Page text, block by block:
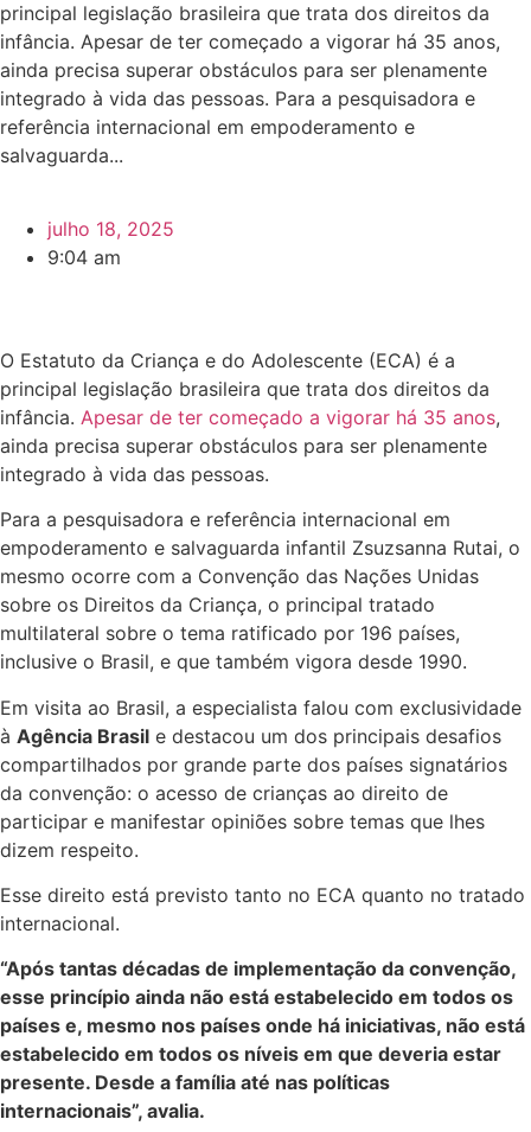
principal legislação brasileira que trata dos direitos da
infância. Apesar de ter começado a vigorar há 35 anos,
ainda precisa superar obstáculos para ser plenamente
integrado à vida das pessoas. Para a pesquisadora e
referência internacional em empoderamento e
salvaguarda...
julho 18, 2025
9:04 am
O Estatuto da Criança e do Adolescente (ECA) é a
principal legislação brasileira que trata dos direitos da
infância. Apesar de ter começado a vigorar há 35 anos,
ainda precisa superar obstáculos para ser plenamente
integrado à vida das pessoas.
Para a pesquisadora e referência internacional em
empoderamento e salvaguarda infantil Zsuzsanna Rutai, o
mesmo ocorre com a Convenção das Nações Unidas
sobre os Direitos da Criança, o principal tratado
multilateral sobre o tema ratificado por 196 países,
inclusive o Brasil, e que também vigora desde 1990.
Em visita ao Brasil, a especialista falou com exclusividade
à Agência Brasil e destacou um dos principais desafios
compartilhados por grande parte dos países signatários
da convenção: o acesso de crianças ao direito de
participar e manifestar opiniões sobre temas que lhes
dizem respeito.
Esse direito está previsto tanto no ECA quanto no tratado
internacional.
“Após tantas décadas de implementação da convenção,
esse princípio ainda não está estabelecido em todos os
países e, mesmo nos países onde há iniciativas, não está
estabelecido em todos os níveis em que deveria estar
presente. Desde a família até nas políticas
internacionais”, avalia.